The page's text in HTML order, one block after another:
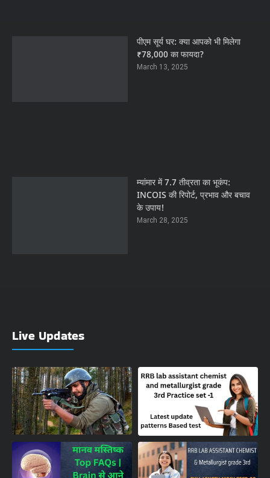
पीएम सूर्य घर: क्या आपको भी मिलेगा
₹78,000 का फायदा?
March 13, 2025
म्यांमार में 7.7 तीव्रता का भूकंप:
INCOIS की रिपोर्ट, प्रभाव और बचाव
के उपाय!
March 28, 2025
Live Updates